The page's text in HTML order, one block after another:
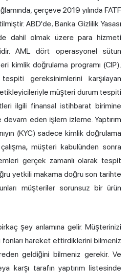
çerçeve 2019 yılında FATF
ABD'de, Banka Gizlilik Yasası
dahil olmak üzere para hizmeti
AML dört operasyonel sütun
kimlik doğrulama programı (CIP).
gereksinimlerini karşılayan
müşteri durum tespiti
ilgili finansal istihbarat birimine
eden işlem izleme. Yaptırım
(KYC) sadece kimlik doğrulama
müşteri kabulünden sonra
gerçek zamanlı olarak tespit
yetkili makama doğru son tarihte
müşteriler sorunsuz bir ürün
şey anlamına gelir. Müşterinizi
fonları hareket ettirdiklerini bilmeniz
geldiğini bilmeniz gerekir. Ve
karşı tarafın yaptırım listesinde